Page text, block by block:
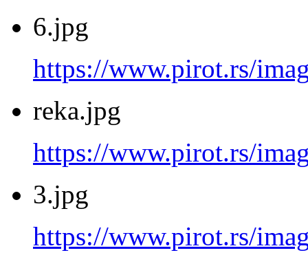
6.jpg
https://www.pirot.rs/
reka.jpg
https://www.pirot.rs/
3.jpg
https://www.pirot.rs/